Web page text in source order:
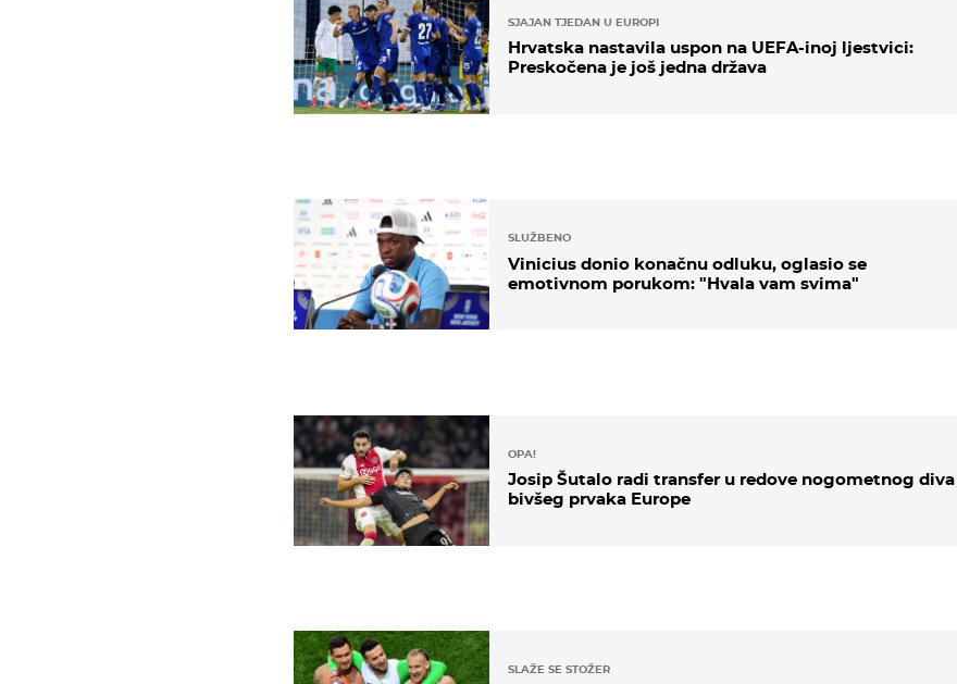
SJAJAN TJEDAN U EUROPI
Hrvatska nastavila uspon na UEFA-inoj ljestvici:
Preskočena je još jedna država
SLUŽBENO
Vinicius donio konačnu odluku, oglasio se
emotivnom porukom: "Hvala vam svima"
OPA!
Josip Šutalo radi transfer u redove nogometnog
bivšeg prvaka Europe
SLAŽE SE STOŽER